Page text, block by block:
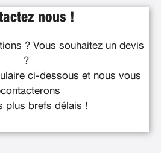
nous !
? Vous souhaitez un devis
?
ci-dessous et nous vous
plus brefs délais !